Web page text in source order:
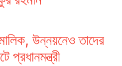
উন্নয়নেও তাদের
প্রধানমন্ত্রী